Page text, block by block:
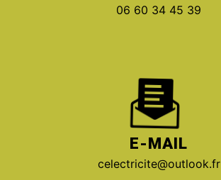
06 60 34 45 39
E-MAIL
celectricite@outlook.fr